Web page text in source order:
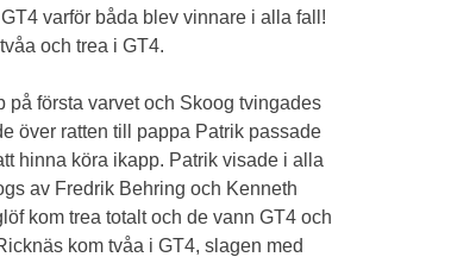
varför båda blev vinnare i alla fall!
och trea i GT4.
på första varvet och Skoog tvingades
över ratten till pappa Patrik passade
hinna köra ikapp. Patrik visade i alla
av Fredrik Behring och Kenneth
kom trea totalt och de vann GT4 och
kom tvåa i GT4, slagen med